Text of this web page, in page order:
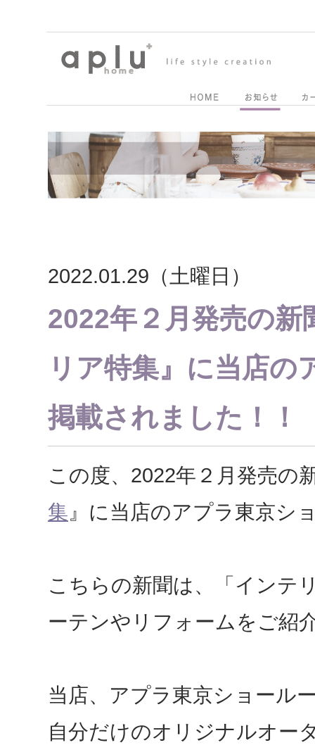
2022.01.29（土曜日）
2022年２月発売の
リア特集』に当店の
掲載されました！！
この度、2022年２月発売の
集 』に当店のアプラ東京シ
こちらの新聞は、「インテ
ーテンやリフォームをご紹
当店、アプラ東京ショール
自分だけのオリジナルオー